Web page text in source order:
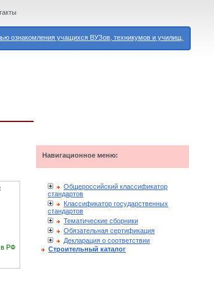
ознакомления учащихся ВУЗов, техникумов и училищ.
в РФ
Навигационное меню:
Общероссийский классификатор
стандартов
Классификатор государственных
стандартов
Тематические сборники
Обязательная сертификация
Декларация о соответствии
Строительный каталог